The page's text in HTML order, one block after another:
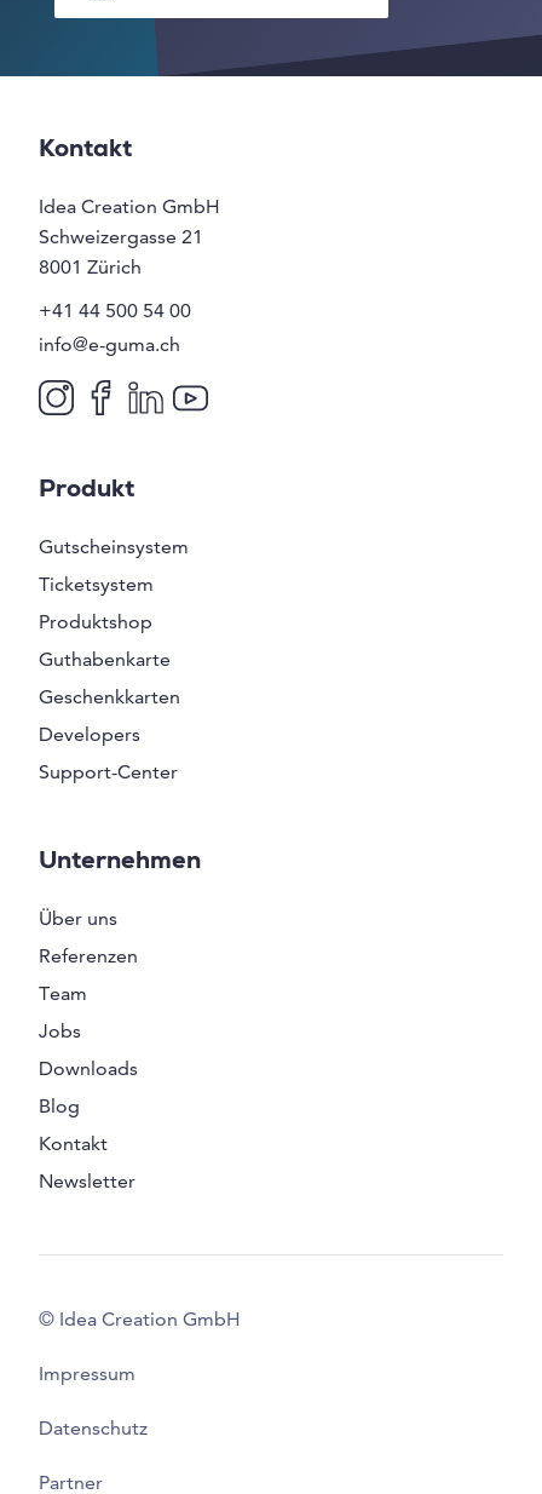
Kontakt
Idea Creation GmbH
Schweizergasse 21
8001 Zürich
+41 44 500 54 00
info@e-guma.ch
Produkt
Gutscheinsystem
Ticketsystem
Produktshop
Guthabenkarte
Geschenkkarten
Developers
Support-Center
Unternehmen
Über uns
Referenzen
Team
Jobs
Downloads
Blog
Kontakt
Newsletter
© Idea Creation GmbH
Impressum
Datenschutz
Partner